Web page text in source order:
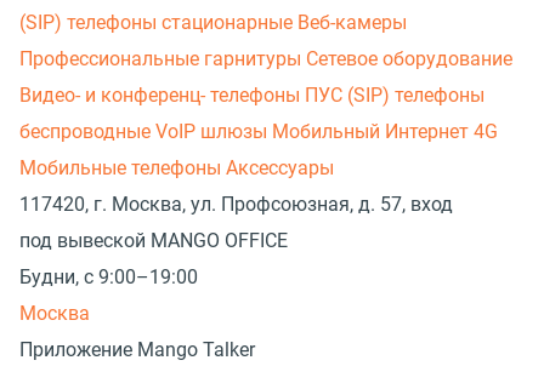
(SIP) телефоны стационарные Веб-камеры
Профессиональные гарнитуры Сетевое оборудование
Видео- и конференц- телефоны ПУС (SIP) телефоны
беспроводные VoIP шлюзы Мобильный Интернет 4G
Мобильные телефоны Аксессуары
117420, г. Москва, ул. Профсоюзная, д. 57, вход
под вывеской MANGO OFFICE
Будни, с 9:00–19:00
Москва
Приложение Mango Talker